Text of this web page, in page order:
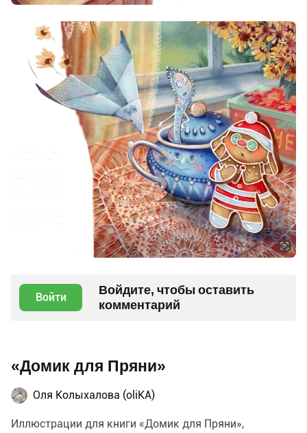
Войти
Войдите, чтобы оставить
комментарий
«Домик для Пряни»
Оля Колыхалова (oliKA)
Иллюстрации для книги «Домик для Пряни»,